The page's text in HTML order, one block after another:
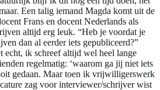
Een talig iemand Magda komt uit de
Frans en docent Nederlands als
altijd erg leuk. “Heb je voordat je
dan al eerder iets gepubliceerd?”
echt, ik schreef altijd wel heel lange
regelmatig: ‘waarom ga jij niet iets
gedaan. Maar toen ik vrijwilligerswerk
zag voor interviewer/schrijver wist